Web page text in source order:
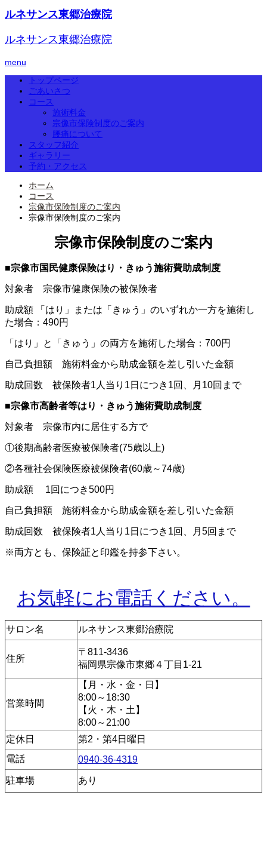
ルネサンス東郷治療院
ルネサンス東郷治療院
menu
トップページ
ごあいさつ
コース
施術料金
宗像市保険制度のご案内
腰痛について
スタッフ紹介
ギャラリー
予約・アクセス
ホーム
コース
宗像市保険制度のご案内
宗像市保険制度のご案内
宗像市保険制度のご案内
■宗像市国民健康保険はり・きゅう施術費助成制度
対象者 宗像市健康保険の被保険者
助成額 「はり」または「きゅう」のいずれか一方を施術し
た場合：490円
「はり」と「きゅう」の両方を施術した場合：700円
自己負担額 施術料金から助成金額を差し引いた金額
助成回数 被保険者1人当り1日につき1回、月10回まで
■宗像市高齢者等はり・きゅう施術費助成制度
対象者 宗像市内に居住する方で
①後期高齢者医療被保険者(75歳以上)
②各種社会保険医療被保険者(60歳～74歳)
助成額 1回につき500円
自己負担額 施術料金から助成金額を差し引いた金額
助成回数 被保険者1人当り1日につき1回、月5回まで
※両方とも、保険証と印鑑を持参下さい。
お気軽にお電話ください。
サロン名 ルネサンス東郷治療院
住所
〒811-3436
福岡県宗像市東郷４丁目1-21
営業時間
【月・水・金・日】
8:00～18:30
【火・木・土】
8:00～21:00
定休日
第2・第4日曜日
電話
0940-36-4319
駐車場 あり